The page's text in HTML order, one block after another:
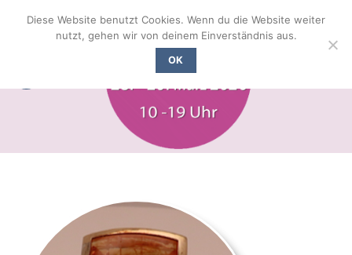
Inhalt
Diese Website benutzt Cookies. Wenn du die Website weiter
nutzt, gehen wir von deinem Einverständnis aus.
OK